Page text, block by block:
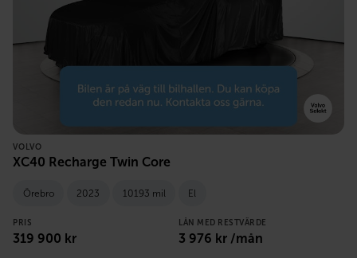
VOLVO
XC40 Recharge Twin Core
Örebro 2023 10193 mil El
PRIS
319 900 kr
LÅN MED RESTVÄRDE
3 976 kr /mån